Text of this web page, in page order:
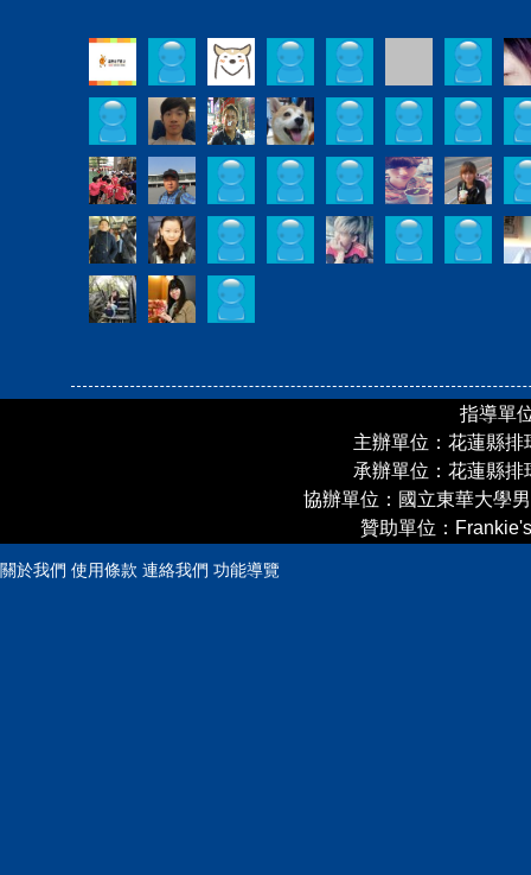
指導單
主辦單位：花蓮縣
承辦單位：花蓮縣
協辦單位：國立東華大學
贊助單位：
關於我們 使用條款 連絡我們 功能導覽